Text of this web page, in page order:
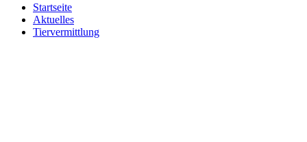
Startseite
Aktuelles
Tiervermittlung